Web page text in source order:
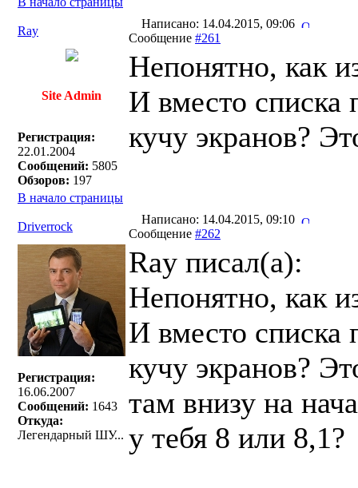
Ray
Написано: 14.04.2015, 09:06
Сообщение #261
Site Admin
Регистрация:
22.01.2004
Сообщений: 5805
Обзоров: 197
Непонятно, как
И вместо списка
кучу экранов?
В начало страницы
Driverrock
Написано: 14.04.2015, 09:10
Сообщение #262
Регистрация:
16.06.2007
Сообщений: 1643
Откуда:
Легендарный ШУ...
Ray писал(a):
Непонятно, как
И вместо списка
кучу экранов?
там внизу на
у тебя 8 или 8,1?